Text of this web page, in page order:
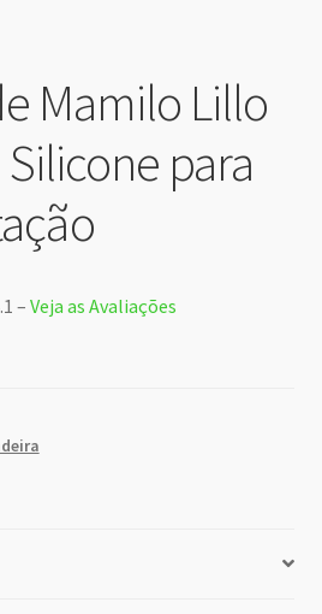
Mamilo Lillo
para
– Veja as Avaliações